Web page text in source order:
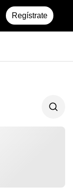
Regístrate